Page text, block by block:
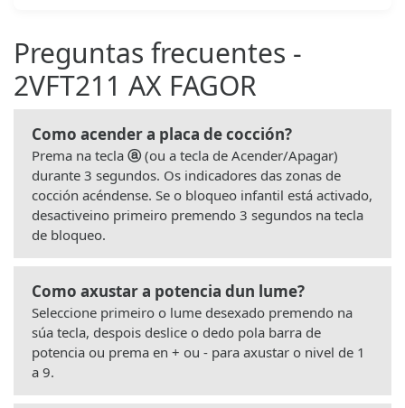
Preguntas frecuentes -
2VFT211 AX FAGOR
Como acender a placa de cocción?
Prema na tecla ⓐ(ou a tecla de Acender/Apagar)
durante 3 segundos. Os indicadores das zonas de
cocción acéndense. Se o bloqueo infantil está activado,
desactiveino primeiro premendo 3 segundos na tecla
de bloqueo.
Como axustar a potencia dun lume?
Seleccione primeiro o lume desexado premendo na
súa tecla, despois deslice o dedo pola barra de
potencia ou prema en + ou - para axustar o nivel de 1
a 9.